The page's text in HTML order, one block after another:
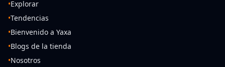
•Explorar
•Tendencias
•Bienvenido a Yaxa
•Blogs de la tienda
•Nosotros